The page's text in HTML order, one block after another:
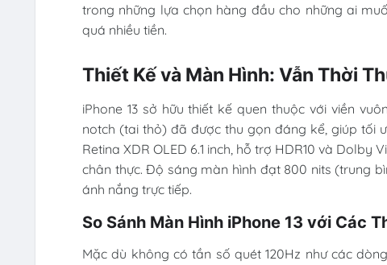
trong những lựa chọn hàng đầu cho những ai
quá nhiều tiền.
Thiết Kế và Màn Hình: Vẫn Thời
iPhone 13 sở hữu thiết kế quen thuộc với viền
notch (tai thỏ) đã được thu gọn đáng kể, giúp tối
Retina XDR OLED 6.1 inch, hỗ trợ HDR10 và
chân thực. Độ sáng màn hình đạt 800 nits (trung
ánh nắng trực tiếp.
So Sánh Màn Hình iPhone 13 với Các
Mặc dù không có tần số quét 120Hz như các